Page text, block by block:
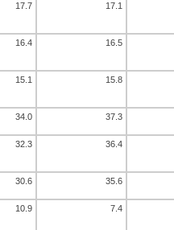
17.7 17.1
16.4 16.5
15.1 15.8
34.0 37.3
32.3 36.4
30.6 35.6
10.9 7.4